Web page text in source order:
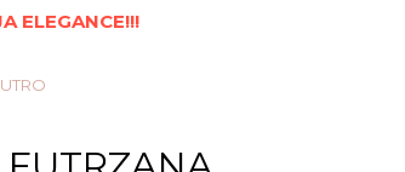
ELEGANCE!!!